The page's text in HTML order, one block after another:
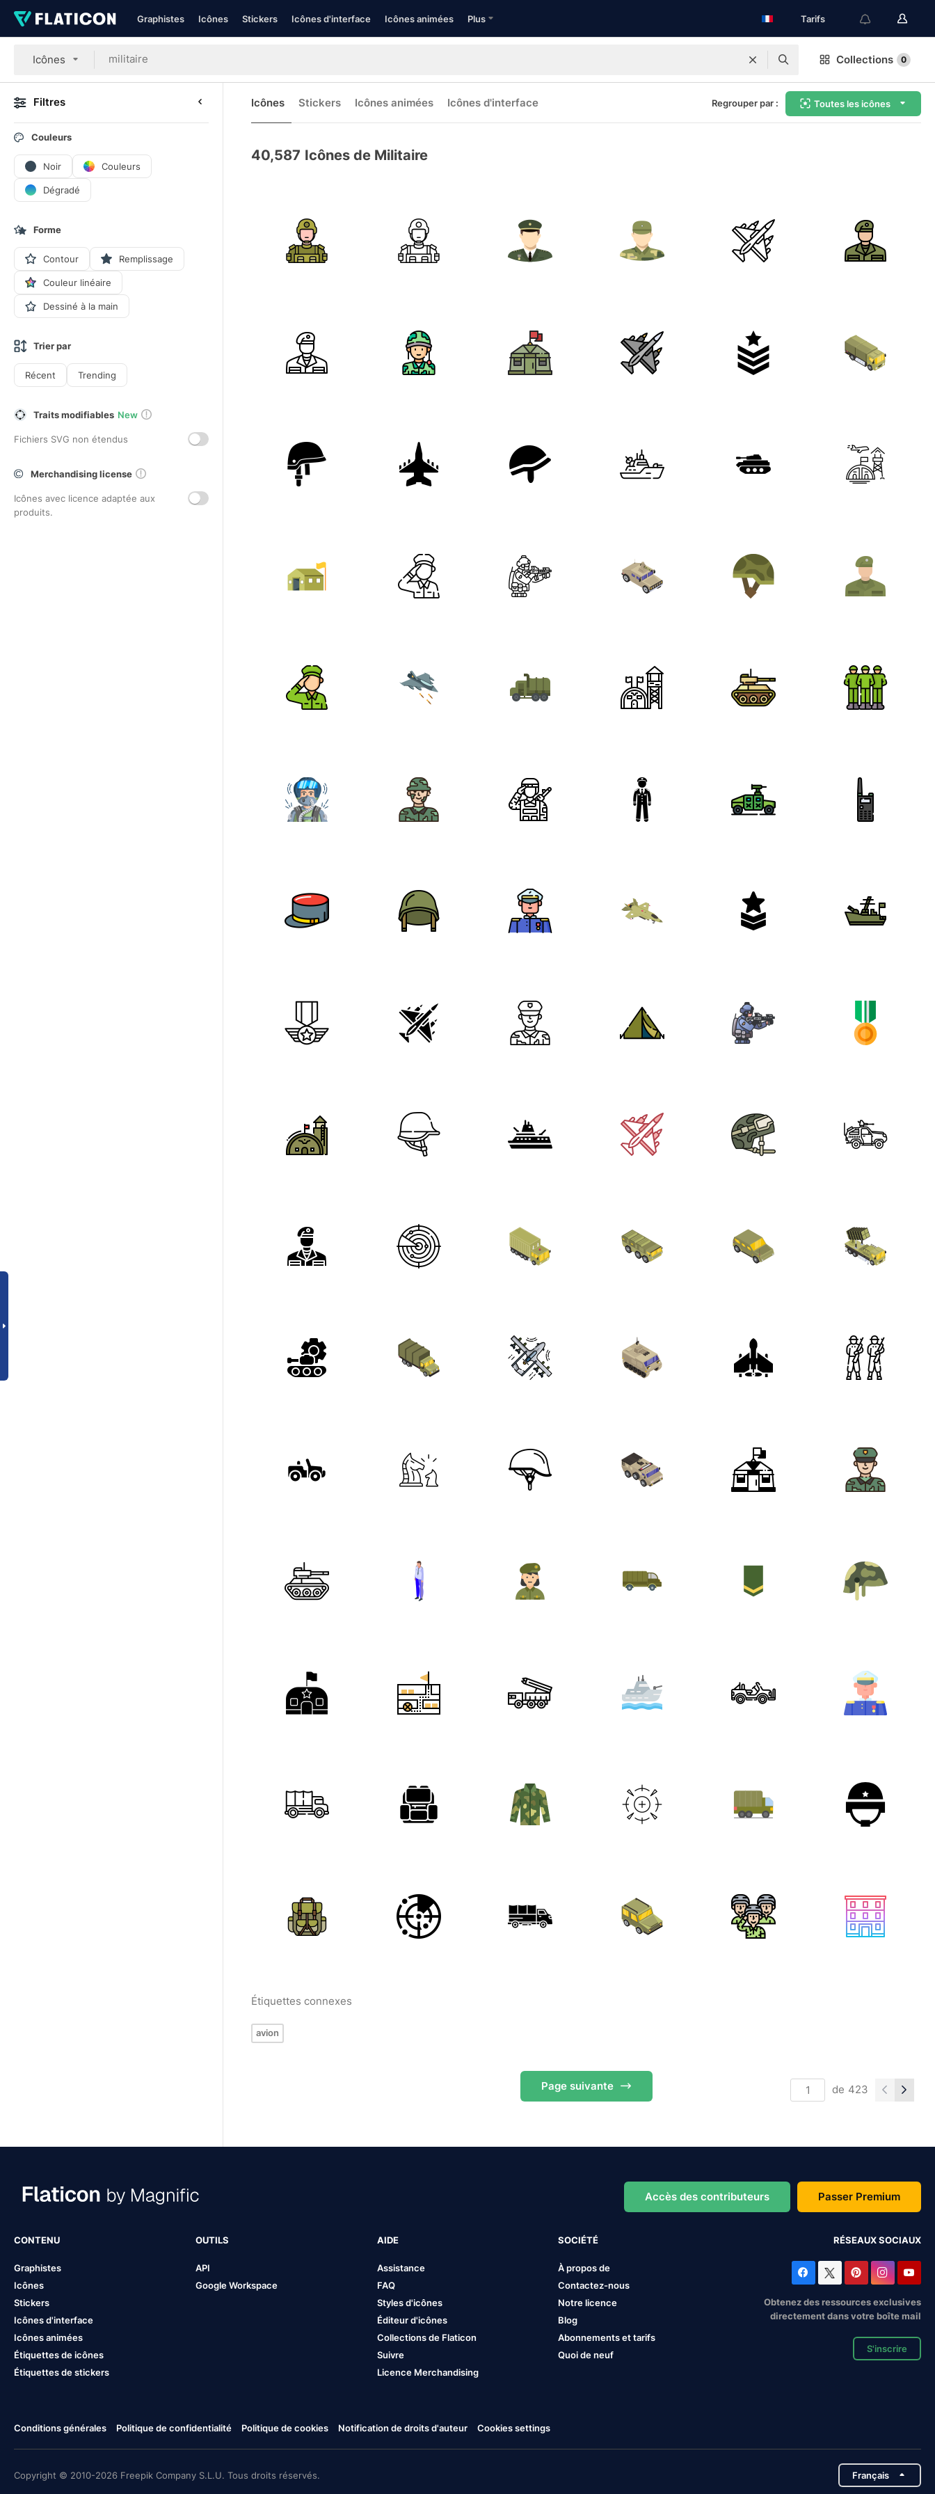
Graphistes Icônes Stickers Icônes d'interface Icônes animées Plus Tarifs
Icônes Collections 0
Filtres
Couleurs
Noir Couleurs
Dégradé
Forme
Contour Remplissage
Couleur linéaire
Dessiné à la main
Trier par
Récent Trending
Traits modifiables New
Fichiers SVG non étendus
Merchandising license
Icônes avec licence adaptée aux
produits.
Icônes Stickers Icônes animées Icônes d'interface Regrouper par : Toutes les icônes
40,587 Icônes de Militaire
Étiquettes connexes
avion
Pagesuivante de 423
Accès des contributeurs Passer Premium
CONTENU
Graphistes
Icônes
Stickers
Icônes d'interface
Icônes animées
Étiquettes de icônes
Étiquettes de stickers
OUTILS
API
Google Workspace
AIDE
Assistance
FAQ
Styles d'icônes
Éditeur d'icônes
Collections de Flaticon
Suivre
Licence Merchandising
SOCIÉTÉ
À propos de
Contactez-nous
Notre licence
Blog
Abonnements et tarifs
Quoi de neuf
RÉSEAUX SOCIAUX
Obtenez des ressources exclusives
directement dans votre boîte mail
S'inscrire
Conditions générales Politique de confidentialité Politique de cookies Notification de droits d'auteur Cookies settings
Copyright © 2010-2026 Freepik Company S.L.U. Tous droits réservés. Français